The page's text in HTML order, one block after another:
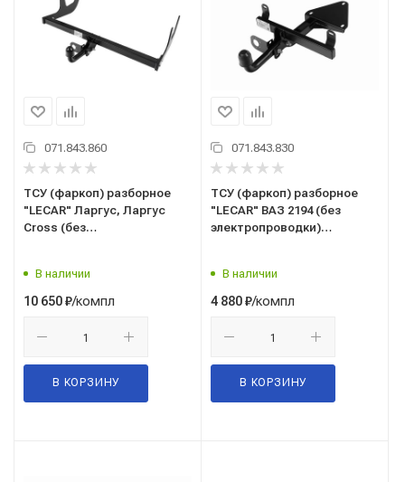
071.843.860
ТСУ (фаркоп) разборное
"LECAR" Ларгус, Ларгус
Cross (без
В наличии
10 650₽/компл
В КОРЗИНУ
071.843.830
ТСУ (фаркоп) разборное
"LECAR" ВАЗ 2194 (без
электропроводки)
В наличии
4 880₽/компл
В КОРЗИНУ